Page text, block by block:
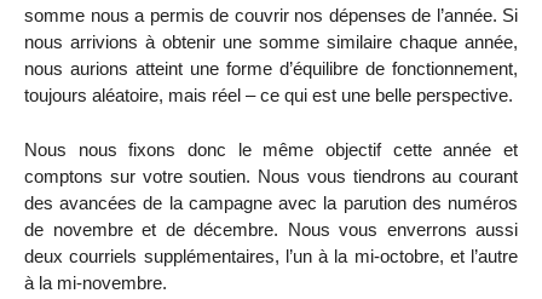
somme nous a permis de couvrir nos dépenses de l’année. Si
nous arrivions à obtenir une somme similaire chaque année,
nous aurions atteint une forme d’équilibre de fonctionnement,
toujours aléatoire, mais réel – ce qui est une belle perspective.
Nous nous fixons donc le même objectif cette année et
comptons sur votre soutien. Nous vous tiendrons au courant
des avancées de la campagne avec la parution des numéros
de novembre et de décembre. Nous vous enverrons aussi
deux courriels supplémentaires, l’un à la mi-octobre, et l’autre
à la mi-novembre.